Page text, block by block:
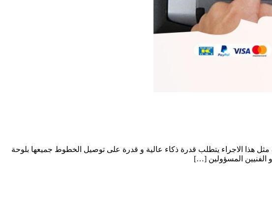
مثل هذا الاجراء يتطلب قدرة ذكاء عالية و قدرة على توصيل الخطوط جميعها بلوحة
الفنيين المسؤولين […]